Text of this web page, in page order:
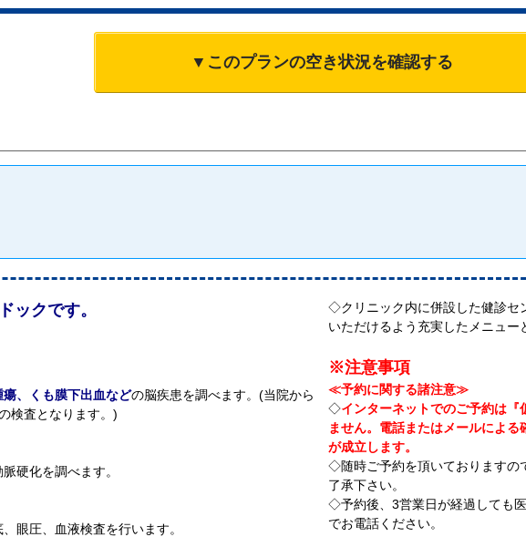
▼このプランの空き状況を確認する
ックです。
、くも膜下出血などの脳疾患を調べます。(当院から
検査となります。)
脈硬化を調べます。
眼圧、血液検査を行います。
◇クリニック内に併設した健診セ
いただけるよう充実したメニュー
※注意事項
≪予約に関する諸注意≫
◇インターネットでのご予約は『
ません。電話またはメールによ
が成立します。
◇随時ご予約を頂いておりますの
了承下さい。
◇予約後、3営業日が経過しても
でお電話ください。